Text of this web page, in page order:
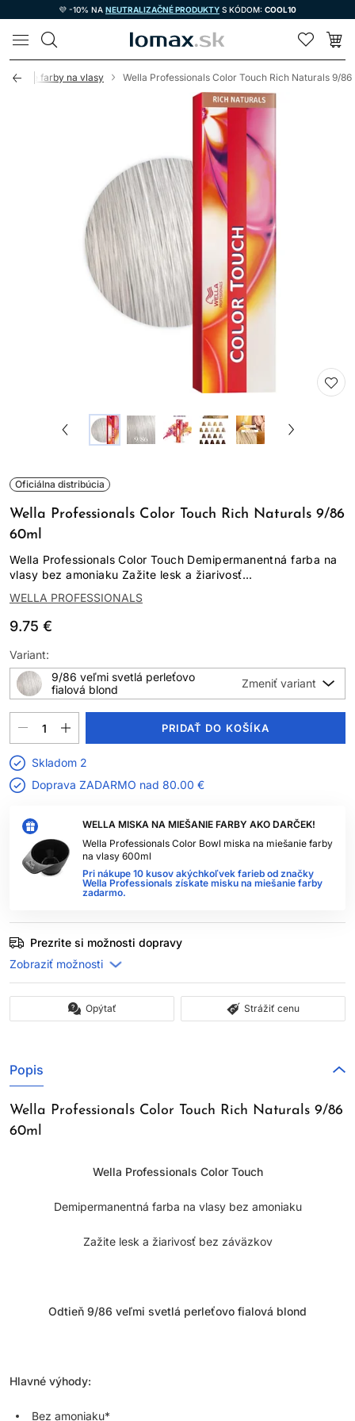
💜 -10% NA NEUTRALIZAČNÉ PRODUKTY S KÓDOM: COOL10
LOMAX
farby na vlasy Wella Professionals Color Touch Rich Naturals 9/86
Oficiálna distribúcia
Wella Professionals Color Touch Rich Naturals 9/86
60ml
Wella Professionals Color Touch Demipermanentná farba na
vlasy bez amoniaku Zažite lesk a žiarivosť...
WELLA PROFESSIONALS
9.75 €
WELLA MISKA NA MIEŠANIE FARBY AKO DARČEK!
Wella Professionals Color Bowl miska na miešanie farby
na vlasy 600ml
Pri nákupe 10 kusov akýchkoľvek farieb od značky
Wella Professionals získate misku na miešanie farby
zadarmo.
Variant:
9/86 veľmi svetlá perleťovo
fialová blond
PRIDAŤ DO KOŠÍKA
Skladom 2
Doprava ZADARMO nad 80.00 €
Prezrite si možnosti dopravy
Opýtať Strážiť cenu
Popis
Wella Professionals Color Touch Rich Naturals 9/86
60ml
Wella Professionals Color Touch
Demipermanentná farba na vlasy bez amoniaku
Zažite lesk a žiarivosť bez záväzkov
Odtieň 9/86 veľmi svetlá perleťovo fialová blond
Hlavné výhody:
Bez amoniaku*